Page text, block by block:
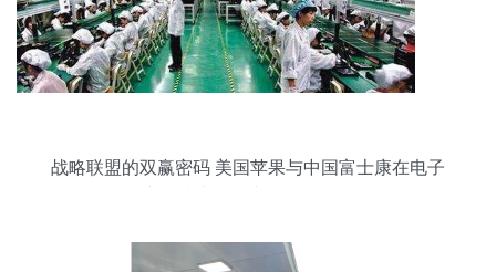
战略联盟的双赢密码 美国苹果与中国富士康在电子